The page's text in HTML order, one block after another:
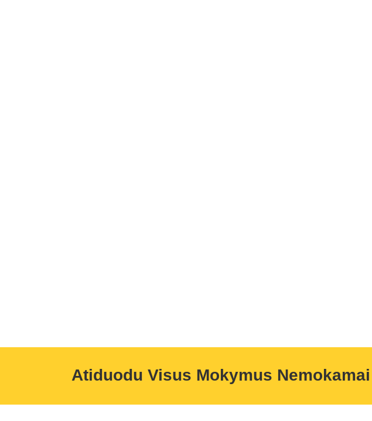
Atiduodu Visus Mokymus Nemokamai